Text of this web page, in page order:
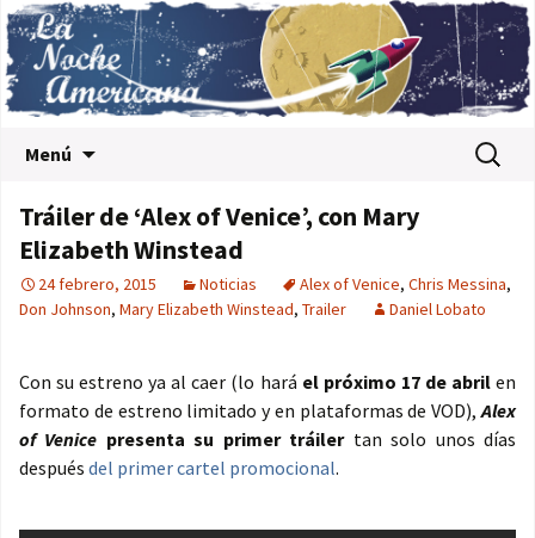
Menú Buscar:
Tráiler de ‘Alex of Venice’, con Mary
Elizabeth Winstead
24 febrero, 2015 Noticias Alex of Venice, Chris Messina,
Don Johnson, Mary Elizabeth Winstead, Trailer Daniel Lobato
Con su estreno ya al caer (lo hará el próximo 17 de abrilen
formato de estreno limitado y en plataformas de VOD),Alex
of Venice presenta su primer tráilertan solo unos días
después del primer cartel promocional.